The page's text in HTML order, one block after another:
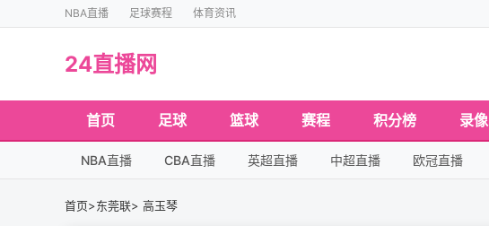
NBA直播 足球赛程 体育资讯
24直播网
首页 足球 篮球 赛程 积分榜 录像
NBA直播 CBA直播 英超直播 中超直播 欧冠直播
首页>东莞联> 高玉琴